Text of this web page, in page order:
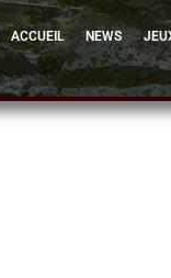
ACCUEIL NEWS